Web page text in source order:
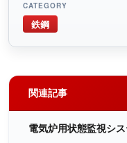
CATEGORY
鉄鋼
関連記事
電気炉用状態監視シ